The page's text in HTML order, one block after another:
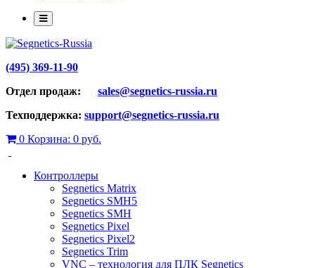
(495) 369-11-90
Отдел продаж: sales@segnetics-russia.ru
Техподдержка: support@segnetics-russia.ru
0 Корзина: 0 руб.
Контроллеры
Segnetics Matrix
Segnetics SMH5
Segnetics SMH
Segnetics Pixel
Segnetics Pixel2
Segnetics Trim
VNC – технология для ПЛК Segnetics